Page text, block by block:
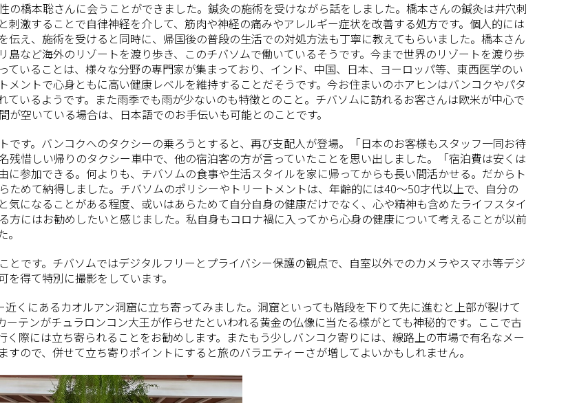
橋本聡さんに会うことができました。鍼灸の施術を受けながら話をしました。橋本さんの鍼灸は井穴刺
激することで自律神経を介して、筋肉や神経の痛みやアレルギー症状を改善する処方です。個人的には
え、施術を受けると同時に、帰国後の普段の生活での対処方法も丁寧に教えてもらいました。橋本さん
など海外のリゾートを渡り歩き、このチバソムで働いているそうです。今まで世界のリゾートを渡り歩
いることは、様々な分野の専門家が集まっており、インド、中国、日本、ヨーロッパ等、東西医学のい
ントで心身ともに高い健康レベルを維持することだそうです。今お住まいのホアヒンはバンコクやパタ
いるようです。また雨季でも雨が少ないのも特徴とのこと。チバソムに訪れるお客さんは欧米が中心で
空いている場合は、日本語でのお手伝いも可能とのことです。
す。バンコクへのタクシーの乗ろうとすると、再び支配人が登場。「日本のお客様もスタッフ一同お待
惜しい帰りのタクシー車中で、他の宿泊客の方が言っていたことを思い出しました。「宿泊費は安くは
参加できる。何よりも、チバソムの食事や生活スタイルを家に帰ってからも長い間活かせる。だからト
めて納得しました。チバソムのポリシーやトリートメントは、年齢的には40～50才代以上で、自分の
になることがある程度、或いはあらためて自分自身の健康だけでなく、心や精神も含めたライフスタイ
にはお勧めしたいと感じました。私自身もコロナ禍に入ってから心身の健康について考えることが以前
です。チバソムではデジタルフリーとプライバシー保護の観点で、自室以外でのカメラやスマホ等デジ
得て特別に撮影をしています。
くにあるカオルアン洞窟に立ち寄ってみました。洞窟といっても階段を下りて先に進むと上部が裂けて
テンがチュラロンコン大王が作らせたといわれる黄金の仏像に当たる様がとても神秘的です。ここで古
際には立ち寄られることをお勧めします。またもう少しバンコク寄りには、線路上の市場で有名なメー
ので、併せて立ち寄りポイントにすると旅のバラエティーさが増してよいかもしれません。